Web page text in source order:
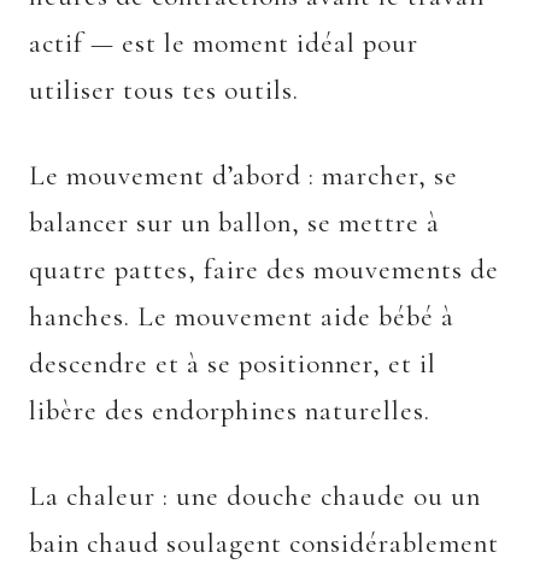
actif — est le moment idéal pour
utiliser tous tes outils.
Le mouvement d’abord : marcher, se
balancer sur un ballon, se mettre à
quatre pattes, faire des mouvements de
hanches. Le mouvement aide bébé à
descendre et à se positionner, et il
libère des endorphines naturelles.
La chaleur : une douche chaude ou un
bain chaud soulagent considérablement